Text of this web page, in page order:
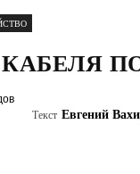
КАБЕЛЯ
Текст Евгений